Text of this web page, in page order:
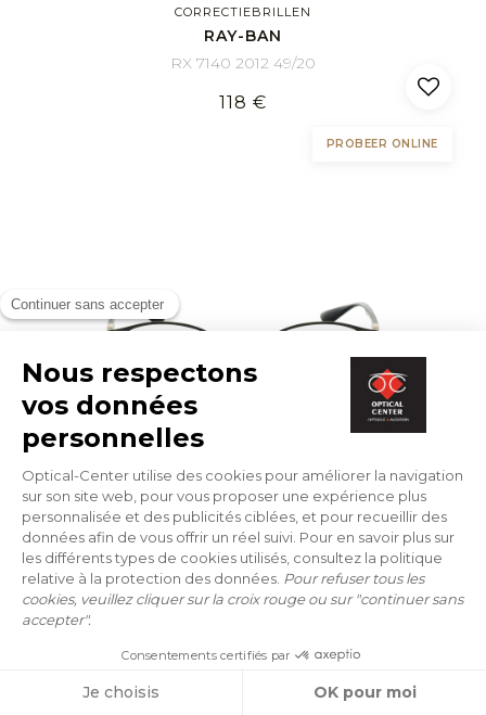
CORRECTIEBRILLEN
RAY-BAN
RX 7140 2012 49/20
118 €
PROBEER ONLINE
RAY-BAN
RX 6355 2994 50/20
118 €